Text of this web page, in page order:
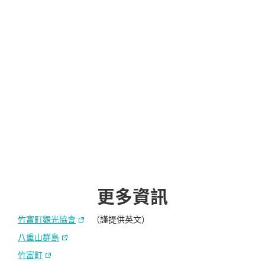
更多資訊
竹富町觀光協會
（謹提供英文）
八重山群島
竹富町